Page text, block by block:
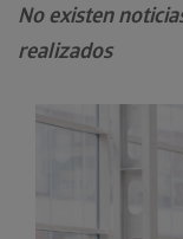
No existen
realizados